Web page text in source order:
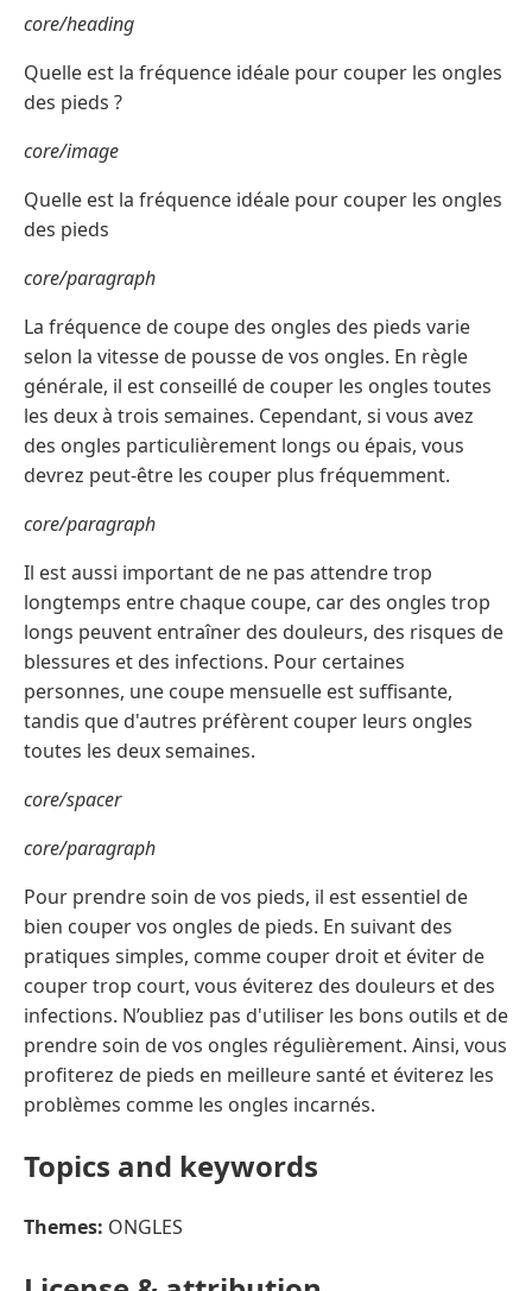
core/heading
Quelle est la fréquence idéale pour couper les ongles
des pieds ?
core/image
Quelle est la fréquence idéale pour couper les ongles
des pieds
core/paragraph
La fréquence de coupe des ongles des pieds varie
selon la vitesse de pousse de vos ongles. En règle
générale, il est conseillé de couper les ongles toutes
les deux à trois semaines. Cependant, si vous avez
des ongles particulièrement longs ou épais, vous
devrez peut-être les couper plus fréquemment.
core/paragraph
Il est aussi important de ne pas attendre trop
longtemps entre chaque coupe, car des ongles trop
longs peuvent entraîner des douleurs, des risques de
blessures et des infections. Pour certaines
personnes, une coupe mensuelle est suffisante,
tandis que d'autres préfèrent couper leurs ongles
toutes les deux semaines.
core/spacer
core/paragraph
Pour prendre soin de vos pieds, il est essentiel de
bien couper vos ongles de pieds. En suivant des
pratiques simples, comme couper droit et éviter de
couper trop court, vous éviterez des douleurs et des
infections. N’oubliez pas d'utiliser les bons outils et de
prendre soin de vos ongles régulièrement. Ainsi, vous
profiterez de pieds en meilleure santé et éviterez les
problèmes comme les ongles incarnés.
Topics and keywords
Themes: ONGLES